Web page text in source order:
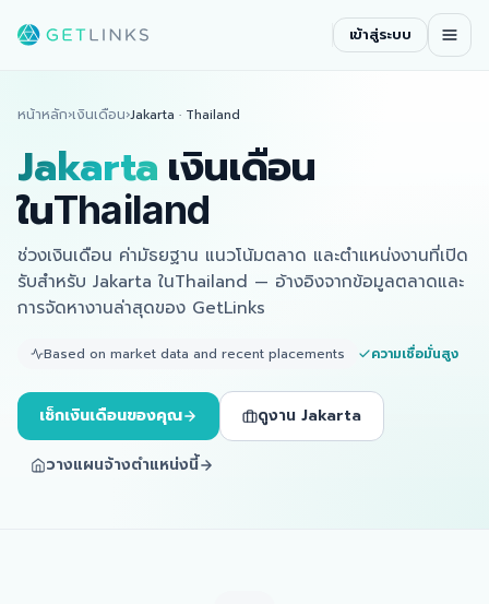
เข้าสู่ระบบ
หน้าหลัก›เงินเดือน›Jakarta · Thailand
Jakarta เงินเดือน
ในThailand
ช่วงเงินเดือน ค่ามัธยฐาน แนวโน้มตลาด และตำแหน่งงานที่เปิด
รับสำหรับ Jakarta ในThailand — อ้างอิงจากข้อมูลตลาดและ
การจัดหางานล่าสุดของ GetLinks
Based on market data and recent placements ความเชื่อมั่นสูง
เช็กเงินเดือนของคุณ ดูงาน Jakarta
วางแผนจ้างตำแหน่งนี้